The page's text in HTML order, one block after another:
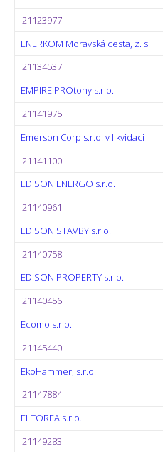
21123977
ENERKOM Moravská cesta, z. s.
21134537
EMPIRE PROtony s.r.o.
21141975
Emerson Corp s.r.o. v likvidaci
21141100
EDISON ENERGO s.r.o.
21140961
EDISON STAVBY s.r.o.
21140758
EDISON PROPERTY s.r.o.
21140456
Ecomo s.r.o.
21145440
EkoHammer, s.r.o.
21147884
ELTOREA s.r.o.
21149283